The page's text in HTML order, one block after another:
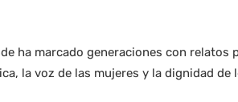
ha marcado generaciones con relatos
la voz de las mujeres y la dignidad de